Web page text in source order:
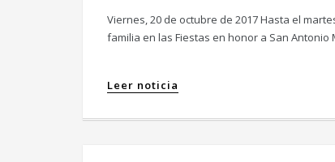
Viernes, 20 de octubre de 2017 Hasta el
familia en las Fiestas en honor a San Antonio
Leer noticia